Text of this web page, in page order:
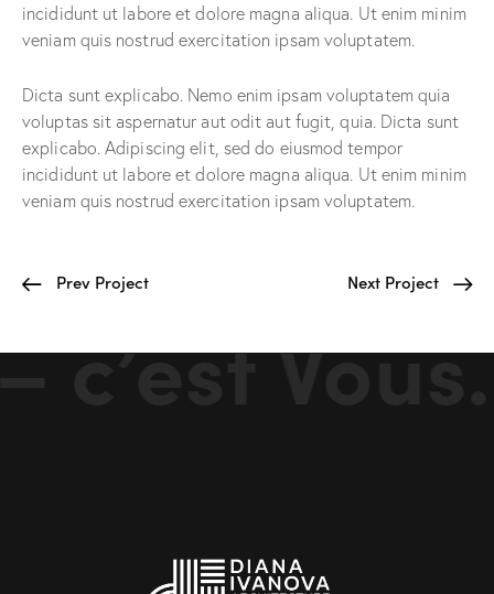
incididunt ut labore et dolore magna aliqua. Ut enim minim
veniam quis nostrud exercitation ipsam voluptatem.
Dicta sunt explicabo. Nemo enim ipsam voluptatem quia
voluptas sit aspernatur aut odit aut fugit, quia. Dicta sunt
explicabo. Adipiscing elit, sed do eiusmod tempor
incididunt ut labore et dolore magna aliqua. Ut enim minim
veniam quis nostrud exercitation ipsam voluptatem.
Prev Project Next Project
Vous.